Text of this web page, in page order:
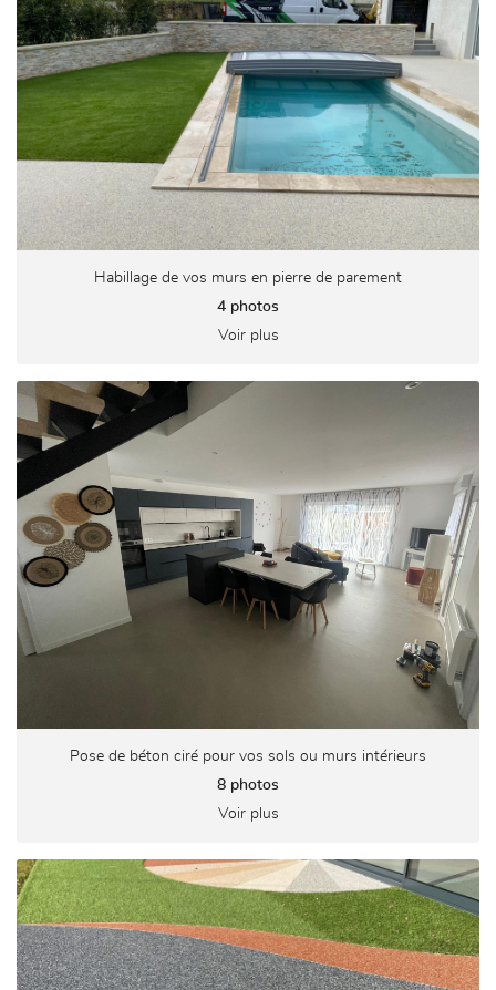
Habillage de vos murs en pierre de parement
4 photos
Voir plus
Pose de béton ciré pour vos sols ou murs intérieurs
8 photos
Voir plus